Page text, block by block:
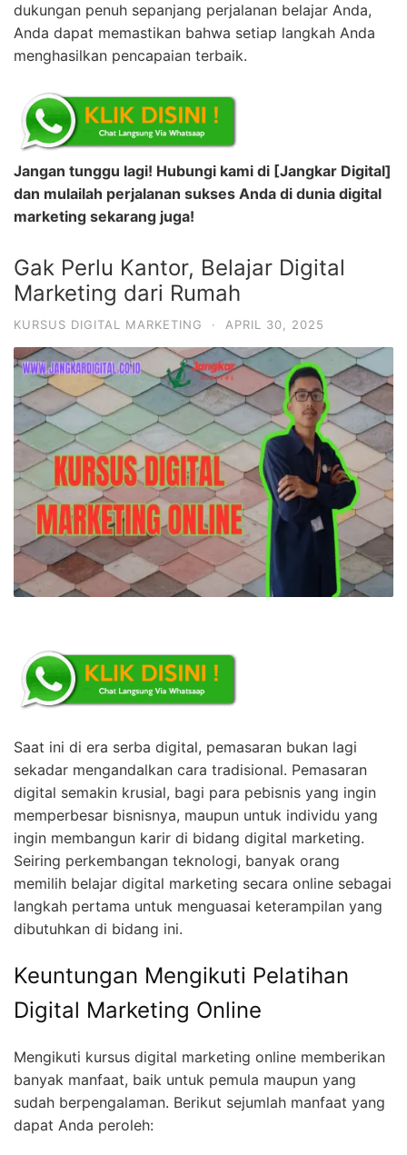
dukungan penuh sepanjang perjalanan belajar Anda,
Anda dapat memastikan bahwa setiap langkah Anda
menghasilkan pencapaian terbaik.
Jangan tunggu lagi! Hubungi kami di [Jangkar Digital]
dan mulailah perjalanan sukses Anda di dunia digital
marketing sekarang juga!
Gak Perlu Kantor, Belajar Digital
Marketing dari Rumah
KURSUS DIGITAL MARKETING · APRIL 30, 2025
Saat ini di era serba digital, pemasaran bukan lagi
sekadar mengandalkan cara tradisional. Pemasaran
digital semakin krusial, bagi para pebisnis yang ingin
memperbesar bisnisnya, maupun untuk individu yang
ingin membangun karir di bidang digital marketing.
Seiring perkembangan teknologi, banyak orang
memilih belajar digital marketing secara online sebagai
langkah pertama untuk menguasai keterampilan yang
dibutuhkan di bidang ini.
Keuntungan Mengikuti Pelatihan
Digital Marketing Online
Mengikuti kursus digital marketing online memberikan
banyak manfaat, baik untuk pemula maupun yang
sudah berpengalaman. Berikut sejumlah manfaat yang
dapat Anda peroleh: